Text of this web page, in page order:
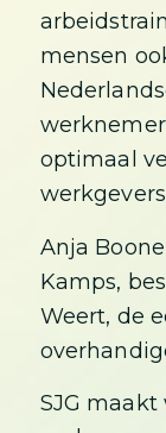
mensen
optimaal
Anja
Kamps,
Weert, de
SJG